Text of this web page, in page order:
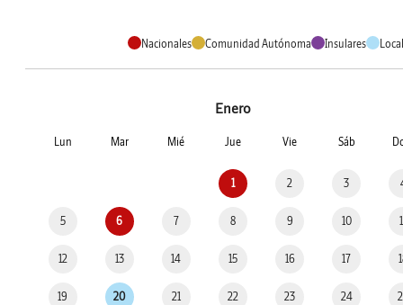
Nacionales Comunidad Autónoma Insulares
Enero
Lun Mar Mié Jue Vie Sáb
1 2 3
5 6 7 8 9 10
12 13 14 15 16 17
19 20 21 22 23 24